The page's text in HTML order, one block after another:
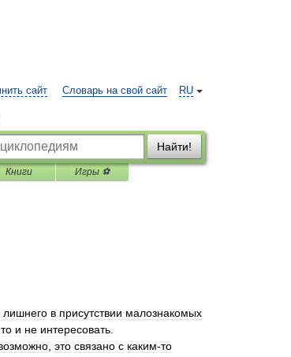
RU
сайт Словарь на свой сайт
Найти!
Книги Игры ⚽
лишнего в присутствии малознакомых
то и не интересовать
это связано с каким-то